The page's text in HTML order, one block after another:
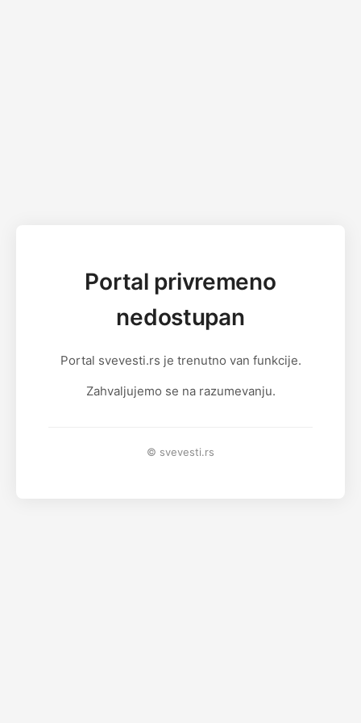
Portal privremeno
nedostupan
Portal svevesti.rs je trenutno van funkcije.
Zahvaljujemo se na razumevanju.
© svevesti.rs